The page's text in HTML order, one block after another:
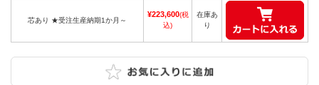
芯あり ★受注生産納期1か月～
¥223,600(税
込)
在庫あ
り